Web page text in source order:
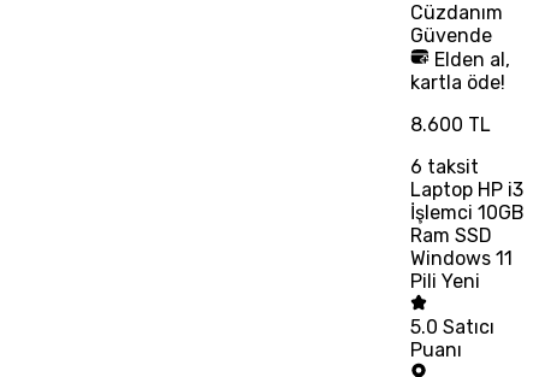
Cüzdanım
Güvende
Elden al,
kartla öde!
8.600 TL
6 taksit
Laptop HP i3
İşlemci 10GB
Ram SSD
Windows 11
Pili Yeni
5.0 Satıcı
Puanı